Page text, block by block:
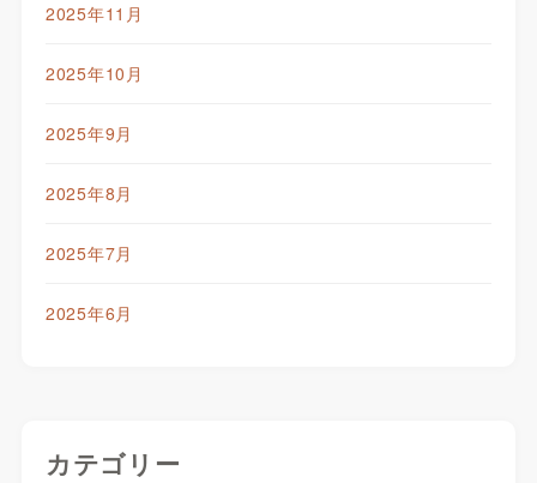
2025年11月
2025年10月
2025年9月
2025年8月
2025年7月
2025年6月
カテゴリー